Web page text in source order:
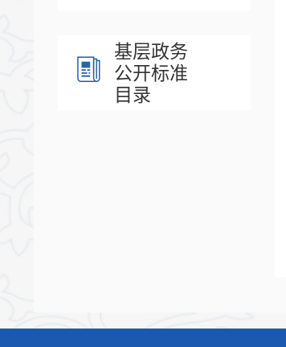
基层政务
公开标准
目录